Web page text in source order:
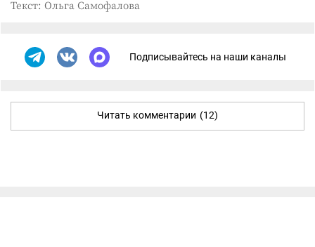
Текст: Ольга Самофалова
Подписывайтесь на наши каналы
Читать комментарии (12)